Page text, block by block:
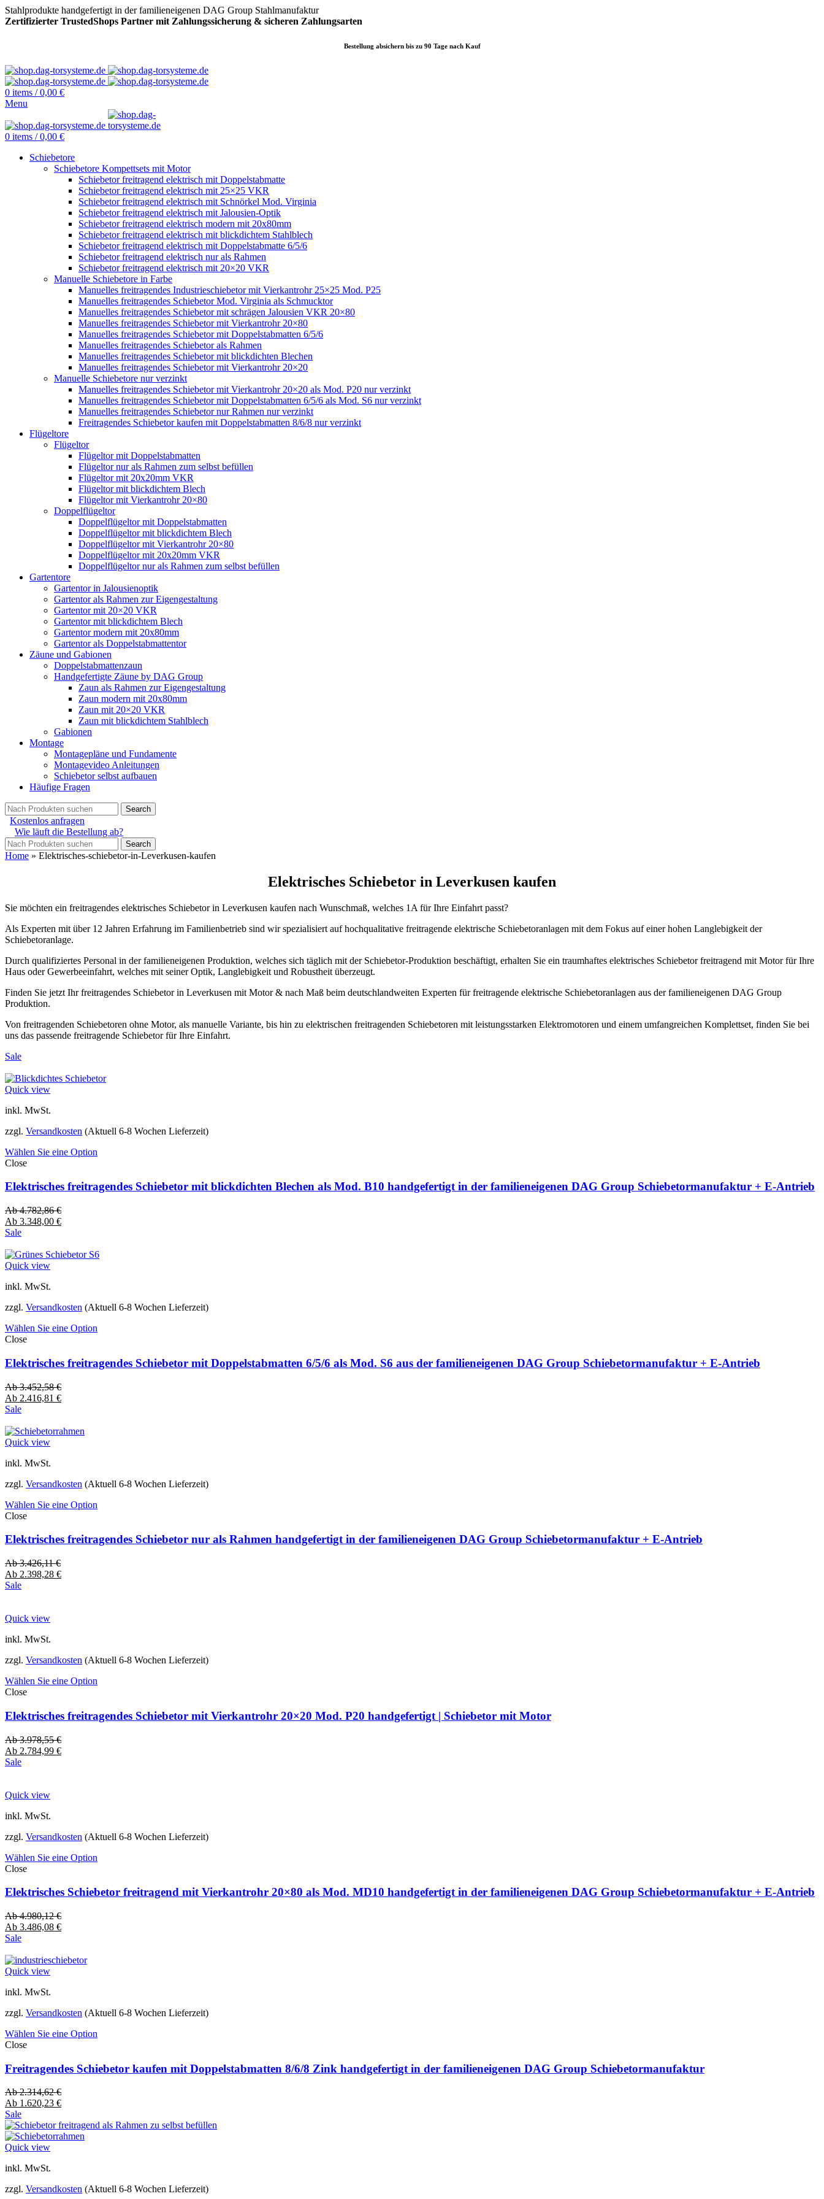
Stahlprodukte handgefertigt in der familieneigenen DAG Group Stahlmanufaktur
Zertifizierter TrustedShops Partner mit Zahlungssicherung & sicheren Zahlungsarten
Bestellung absichern bis zu 90 Tage nach Kauf
0 items / 0,00 €
Menu
0 items / 0,00 €
Schiebetore
Schiebetore Kompettsets mit Motor
Schiebetor freitragend elektrisch mit Doppelstabmatte
Schiebetor freitragend elektrisch mit 25×25 VKR
Schiebetor freitragend elektrisch mit Schnörkel Mod. Virginia
Schiebetor freitragend elektrisch mit Jalousien-Optik
Schiebetor freitragend elektrisch modern mit 20x80mm
Schiebetor freitragend elektrisch mit blickdichtem Stahlblech
Schiebetor freitragend elektrisch mit Doppelstabmatte 6/5/6
Schiebetor freitragend elektrisch nur als Rahmen
Schiebetor freitragend elektrisch mit 20×20 VKR
Manuelle Schiebetore in Farbe
Manuelles freitragendes Industrieschiebetor mit Vierkantrohr 25×25 Mod. P25
Manuelles freitragendes Schiebetor Mod. Virginia als Schmucktor
Manuelles freitragendes Schiebetor mit schrägen Jalousien VKR 20×80
Manuelles freitragendes Schiebetor mit Vierkantrohr 20×80
Manuelles freitragendes Schiebetor mit Doppelstabmatten 6/5/6
Manuelles freitragendes Schiebetor als Rahmen
Manuelles freitragendes Schiebetor mit blickdichten Blechen
Manuelles freitragendes Schiebetor mit Vierkantrohr 20×20
Manuelle Schiebetore nur verzinkt
Manuelles freitragendes Schiebetor mit Vierkantrohr 20×20 als Mod. P20 nur verzinkt
Manuelles freitragendes Schiebetor mit Doppelstabmatten 6/5/6 als Mod. S6 nur verzinkt
Manuelles freitragendes Schiebetor nur Rahmen nur verzinkt
Freitragendes Schiebetor kaufen mit Doppelstabmatten 8/6/8 nur verzinkt
Flügeltore
Flügeltor
Flügeltor mit Doppelstabmatten
Flügeltor nur als Rahmen zum selbst befüllen
Flügeltor mit 20x20mm VKR
Flügeltor mit blickdichtem Blech
Flügeltor mit Vierkantrohr 20×80
Doppelflügeltor
Doppelflügeltor mit Doppelstabmatten
Doppelflügeltor mit blickdichtem Blech
Doppelflügeltor mit Vierkantrohr 20×80
Doppelflügeltor mit 20x20mm VKR
Doppelflügeltor nur als Rahmen zum selbst befüllen
Gartentore
Gartentor in Jalousienoptik
Gartentor als Rahmen zur Eigengestaltung
Gartentor mit 20×20 VKR
Gartentor mit blickdichtem Blech
Gartentor modern mit 20x80mm
Gartentor als Doppelstabmattentor
Zäune und Gabionen
Doppelstabmattenzaun
Handgefertigte Zäune by DAG Group
Zaun als Rahmen zur Eigengestaltung
Zaun modern mit 20x80mm
Zaun mit 20×20 VKR
Zaun mit blickdichtem Stahlblech
Gabionen
Montage
Montagepläne und Fundamente
Montagevideo Anleitungen
Schiebetor selbst aufbauen
Häufige Fragen
Search
Kostenlos anfragen
Wie läuft die Bestellung ab?
Search
Home » Elektrisches-schiebetor-in-Leverkusen-kaufen
Elektrisches Schiebetor in Leverkusen kaufen
Sie möchten ein freitragendes elektrisches Schiebetor in Leverkusen kaufen nach Wunschmaß, welches 1A für Ihre Einfahrt passt?
Als Experten mit über 12 Jahren Erfahrung im Familienbetrieb sind wir spezialisiert auf hochqualitative freitragende elektrische Schiebetoranlagen mit dem Fokus auf einer hohen Langlebigkeit der
Schiebetoranlage.
Durch qualifiziertes Personal in der familieneigenen Produktion, welches sich täglich mit der Schiebetor-Produktion beschäftigt, erhalten Sie ein traumhaftes elektrisches Schiebetor freitragend mit Motor für Ihre
Haus oder Gewerbeeinfahrt, welches mit seiner Optik, Langlebigkeit und Robustheit überzeugt.
Finden Sie jetzt Ihr freitragendes Schiebetor in Leverkusen mit Motor & nach Maß beim deutschlandweiten Experten für freitragende elektrische Schiebetoranlagen aus der familieneigenen DAG Group
Produktion.
Von freitragenden Schiebetoren ohne Motor, als manuelle Variante, bis hin zu elektrischen freitragenden Schiebetoren mit leistungsstarken Elektromotoren und einem umfangreichen Komplettset, finden Sie bei
uns das passende freitragende Schiebetor für Ihre Einfahrt.
Sale
Quick view
inkl. MwSt.
zzgl. Versandkosten (Aktuell 6-8 Wochen Lieferzeit)
Wählen Sie eine Option
Close
Elektrisches freitragendes Schiebetor mit blickdichten Blechen als Mod. B10 handgefertigt in der familieneigenen DAG Group Schiebetormanufaktur + E-Antrieb
Ab4.782,86€
Ab 3.348,00 €
Sale
Quick view
inkl. MwSt.
zzgl. Versandkosten (Aktuell 6-8 Wochen Lieferzeit)
Wählen Sie eine Option
Close
Elektrisches freitragendes Schiebetor mit Doppelstabmatten 6/5/6 als Mod. S6 aus der familieneigenen DAG Group Schiebetormanufaktur + E-Antrieb
Ab3.452,58€
Ab 2.416,81 €
Sale
Quick view
inkl. MwSt.
zzgl. Versandkosten (Aktuell 6-8 Wochen Lieferzeit)
Wählen Sie eine Option
Close
Elektrisches freitragendes Schiebetor nur als Rahmen handgefertigt in der familieneigenen DAG Group Schiebetormanufaktur + E-Antrieb
Ab3.426,11€
Ab 2.398,28 €
Sale
Quick view
inkl. MwSt.
zzgl. Versandkosten (Aktuell 6-8 Wochen Lieferzeit)
Wählen Sie eine Option
Close
Elektrisches freitragendes Schiebetor mit Vierkantrohr 20×20 Mod. P20 handgefertigt | Schiebetor mit Motor
Ab3.978,55€
Ab 2.784,99 €
Sale
Quick view
inkl. MwSt.
zzgl. Versandkosten (Aktuell 6-8 Wochen Lieferzeit)
Wählen Sie eine Option
Close
Elektrisches Schiebetor freitragend mit Vierkantrohr 20×80 als Mod. MD10 handgefertigt in der familieneigenen DAG Group Schiebetormanufaktur + E-Antrieb
Ab4.980,12€
Ab 3.486,08 €
Sale
Quick view
inkl. MwSt.
zzgl. Versandkosten (Aktuell 6-8 Wochen Lieferzeit)
Wählen Sie eine Option
Close
Freitragendes Schiebetor kaufen mit Doppelstabmatten 8/6/8 Zink handgefertigt in der familieneigenen DAG Group Schiebetormanufaktur
Ab2.314,62€
Ab 1.620,23 €
Sale
Quick view
inkl. MwSt.
zzgl. Versandkosten (Aktuell 6-8 Wochen Lieferzeit)